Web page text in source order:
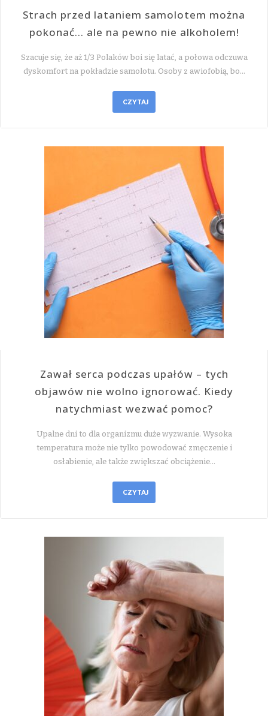
Strach przed lataniem samolotem można
pokonać… ale na pewno nie alkoholem!
Szacuje się, że aż 1/3 Polaków boi się latać, a połowa odczuwa
dyskomfort na pokładzie samolotu. Osoby z awiofobią, bo…
CZYTAJ
Zawał serca podczas upałów – tych
objawów nie wolno ignorować. Kiedy
natychmiast wezwać pomoc?
Upalne dni to dla organizmu duże wyzwanie. Wysoka
temperatura może nie tylko powodować zmęczenie i
osłabienie, ale także zwiększać obciążenie…
CZYTAJ